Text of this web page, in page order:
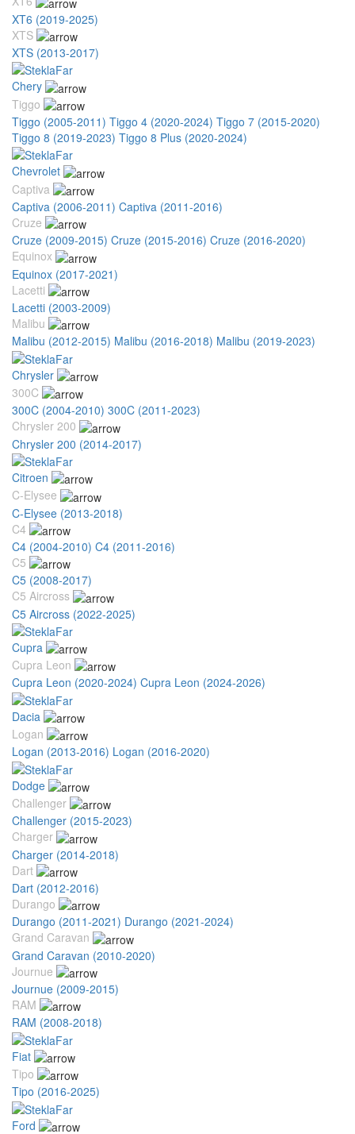
XT6 (2019-2025)
XTS
XTS (2013-2017)
Chery
Tiggo
Tiggo (2005-2011) Tiggo 4 (2020-2024) Tiggo 7 (2015-2020)
Tiggo 8 (2019-2023) Tiggo 8 Plus (2020-2024)
Chevrolet
Captiva
Captiva (2006-2011) Captiva (2011-2016)
Cruze
Cruze (2009-2015) Cruze (2015-2016) Cruze (2016-2020)
Equinox
Equinox (2017-2021)
Lacetti
Lacetti (2003-2009)
Malibu
Malibu (2012-2015) Malibu (2016-2018) Malibu (2019-2023)
Chrysler
300C
300C (2004-2010) 300C (2011-2023)
Chrysler 200
Chrysler 200 (2014-2017)
Citroen
C-Elysee
C-Elysee (2013-2018)
C4
C4 (2004-2010) C4 (2011-2016)
C5
C5 (2008-2017)
C5 Aircross
C5 Aircross (2022-2025)
Cupra
Cupra Leon
Cupra Leon (2020-2024) Cupra Leon (2024-2026)
Dacia
Logan
Logan (2013-2016) Logan (2016-2020)
Dodge
Challenger
Challenger (2015-2023)
Charger
Charger (2014-2018)
Dart
Dart (2012-2016)
Durango
Durango (2011-2021) Durango (2021-2024)
Grand Caravan
Grand Caravan (2010-2020)
Journue
Journue (2009-2015)
RAM
RAM (2008-2018)
Fiat
Tipo
Tipo (2016-2025)
Ford